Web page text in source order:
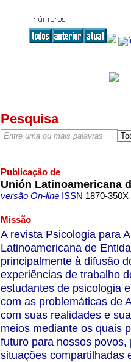
Pesquisa
Publicação de
Unión Latinoamericana
versão On-lineISSN 1870-350X
Missão
A revista Psicologia para
Latinoamericana de
principalmente à difusão
experiências de trabalho
estudantes de psicologia
com as problemáticas de
com suas realidades e
meios mediante os quais
futuro para nossos
situações compartilhadas